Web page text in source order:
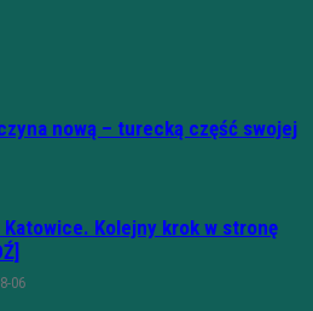
nową – turecką część swojej
Katowice. Kolejny krok w stronę
06